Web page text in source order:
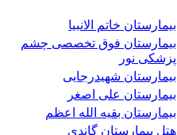
بیمارستان خاتم الانبیا
بیمارستان فوق تخصصی چشم
پزشکی نور
بیمارستان شهیدرجایی
بیمارستان علی اصغر
بیمارستان بقیه الله اعظم
هتل بیمارستان گاندی